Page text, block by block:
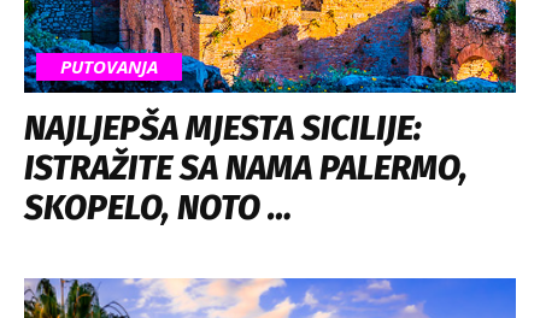
PUTOVANJA
NAJLJEPŠA MJESTA SICILIJE:
ISTRAŽITE SA NAMA PALERMO,
SKOPELO, NOTO …